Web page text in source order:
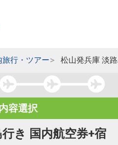
旅行・ツアー 松山発兵庫 淡
容選択
き 国内航空券+宿